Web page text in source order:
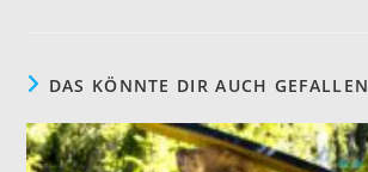
DAS KÖNNTE DIR AUCH GEFALLEN